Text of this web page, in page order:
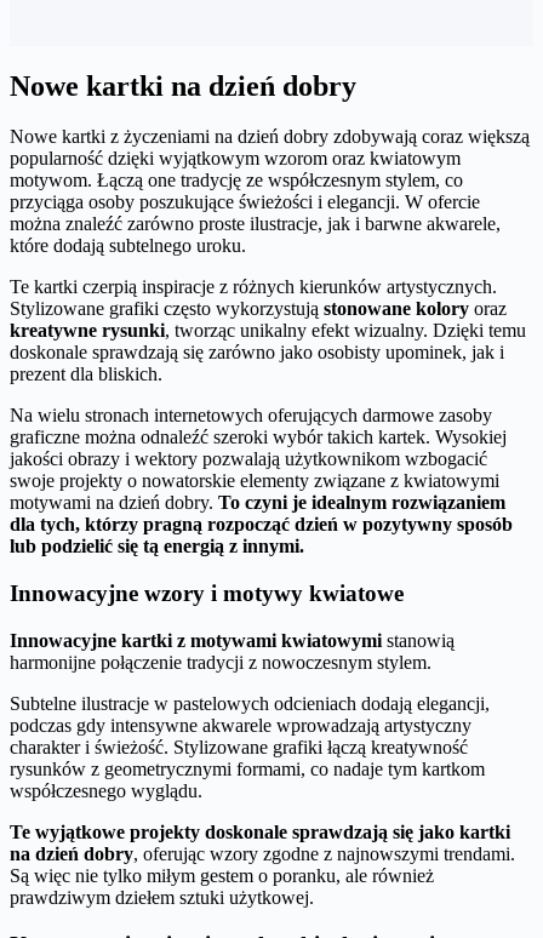
Nowe kartki na dzień dobry
Nowe kartki z życzeniami na dzień dobry zdobywają coraz większą
popularność dzięki wyjątkowym wzorom oraz kwiatowym
motywom. Łączą one tradycję ze współczesnym stylem, co
przyciąga osoby poszukujące świeżości i elegancji. W ofercie
można znaleźć zarówno proste ilustracje, jak i barwne akwarele,
które dodają subtelnego uroku.
Te kartki czerpią inspiracje z różnych kierunków artystycznych.
Stylizowane grafiki często wykorzystują stonowane kolory oraz
kreatywne rysunki, tworząc unikalny efekt wizualny. Dzięki temu
doskonale sprawdzają się zarówno jako osobisty upominek, jak i
prezent dla bliskich.
Na wielu stronach internetowych oferujących darmowe zasoby
graficzne można odnaleźć szeroki wybór takich kartek. Wysokiej
jakości obrazy i wektory pozwalają użytkownikom wzbogacić
swoje projekty o nowatorskie elementy związane z kwiatowymi
motywami na dzień dobry. To czyni je idealnym rozwiązaniem
dla tych, którzy pragną rozpocząć dzień w pozytywny sposób
lub podzielić się tą energią z innymi.
Innowacyjne wzory i motywy kwiatowe
Innowacyjne kartki z motywami kwiatowymi stanowią
harmonijne połączenie tradycji z nowoczesnym stylem.
Subtelne ilustracje w pastelowych odcieniach dodają elegancji,
podczas gdy intensywne akwarele wprowadzają artystyczny
charakter i świeżość. Stylizowane grafiki łączą kreatywność
rysunków z geometrycznymi formami, co nadaje tym kartkom
współczesnego wyglądu.
Te wyjątkowe projekty doskonale sprawdzają się jako kartki
na dzień dobry, oferując wzory zgodne z najnowszymi trendami.
Są więc nie tylko miłym gestem o poranku, ale również
prawdziwym dziełem sztuki użytkowej.